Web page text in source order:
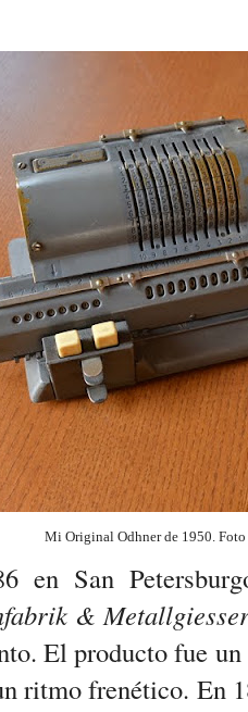
Mi Original Odhner de 1950.
en San
&
El producto fue
ritmo frenético. En